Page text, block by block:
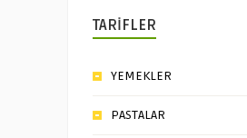
TARİFLER
YEMEKLER
PASTALAR